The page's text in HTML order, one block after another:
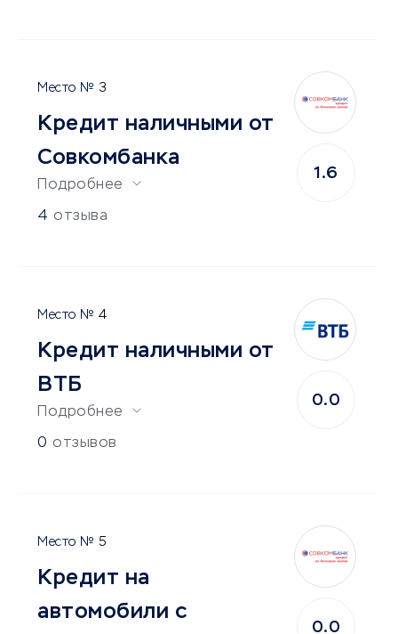
3
Кредит наличными от
Совкомбанка
Подробнее
4 отзыва
1.6
4
Кредит наличными от
ВТБ
Подробнее
0 отзывов
0.0
5
Кредит на
автомобили с
0.0